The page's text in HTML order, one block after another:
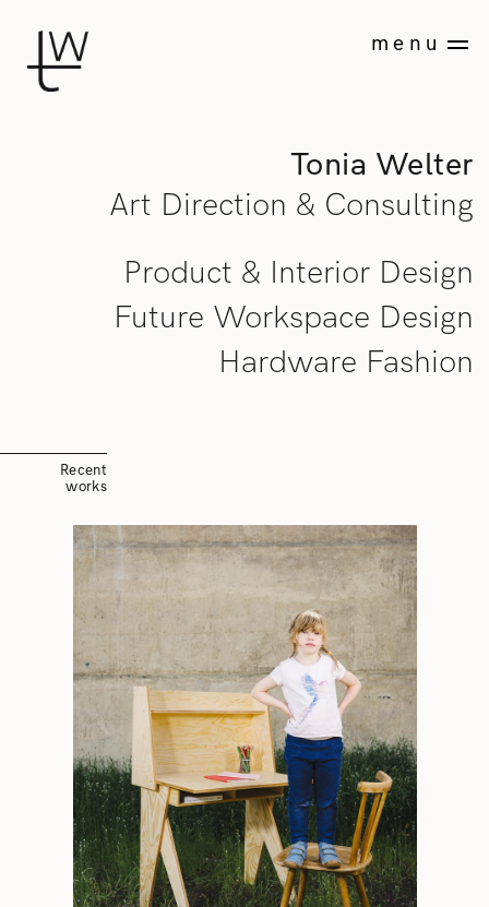
content
Studio
Tonia
Welter
menu
Tonia Welter
Art Direction & Consulting
Product & Interior Design
Future Workspace Design
Hardware Fashion
Recent
works